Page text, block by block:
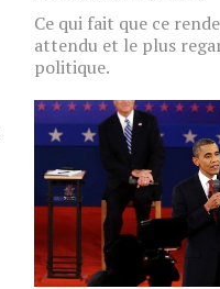
Ce qui fait que ce
attendu et le plus
politique.